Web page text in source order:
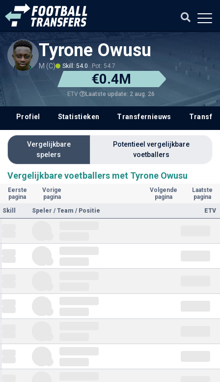
Tyrone Owusu
M (C) Skill: 54.0 Pot: 54.7
€0.4M
ETV Laatste update: 2 aug. 26
Profiel Statistieken Transfernieuws
Vergelijkbare
spelers
Potentieel vergelijkbare
voetballers
Vergelijkbare voetballers met Tyrone Owusu
Eerste
pagina
Vorige
pagina
Volgende
pagina
Laatste
pagina
Skill
Speler / Team / Positie ETV